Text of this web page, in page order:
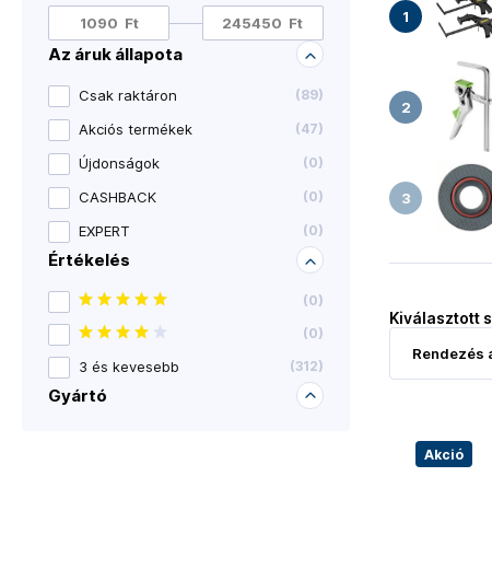
Az áruk állapota
Csak raktáron (89)
Akciós termékek (47)
Újdonságok (0)
CASHBACK (0)
EXPERT (0)
Értékelés
(0)
(0)
3 és kevesebb (312)
Gyártó
Kiválasztott
Akció